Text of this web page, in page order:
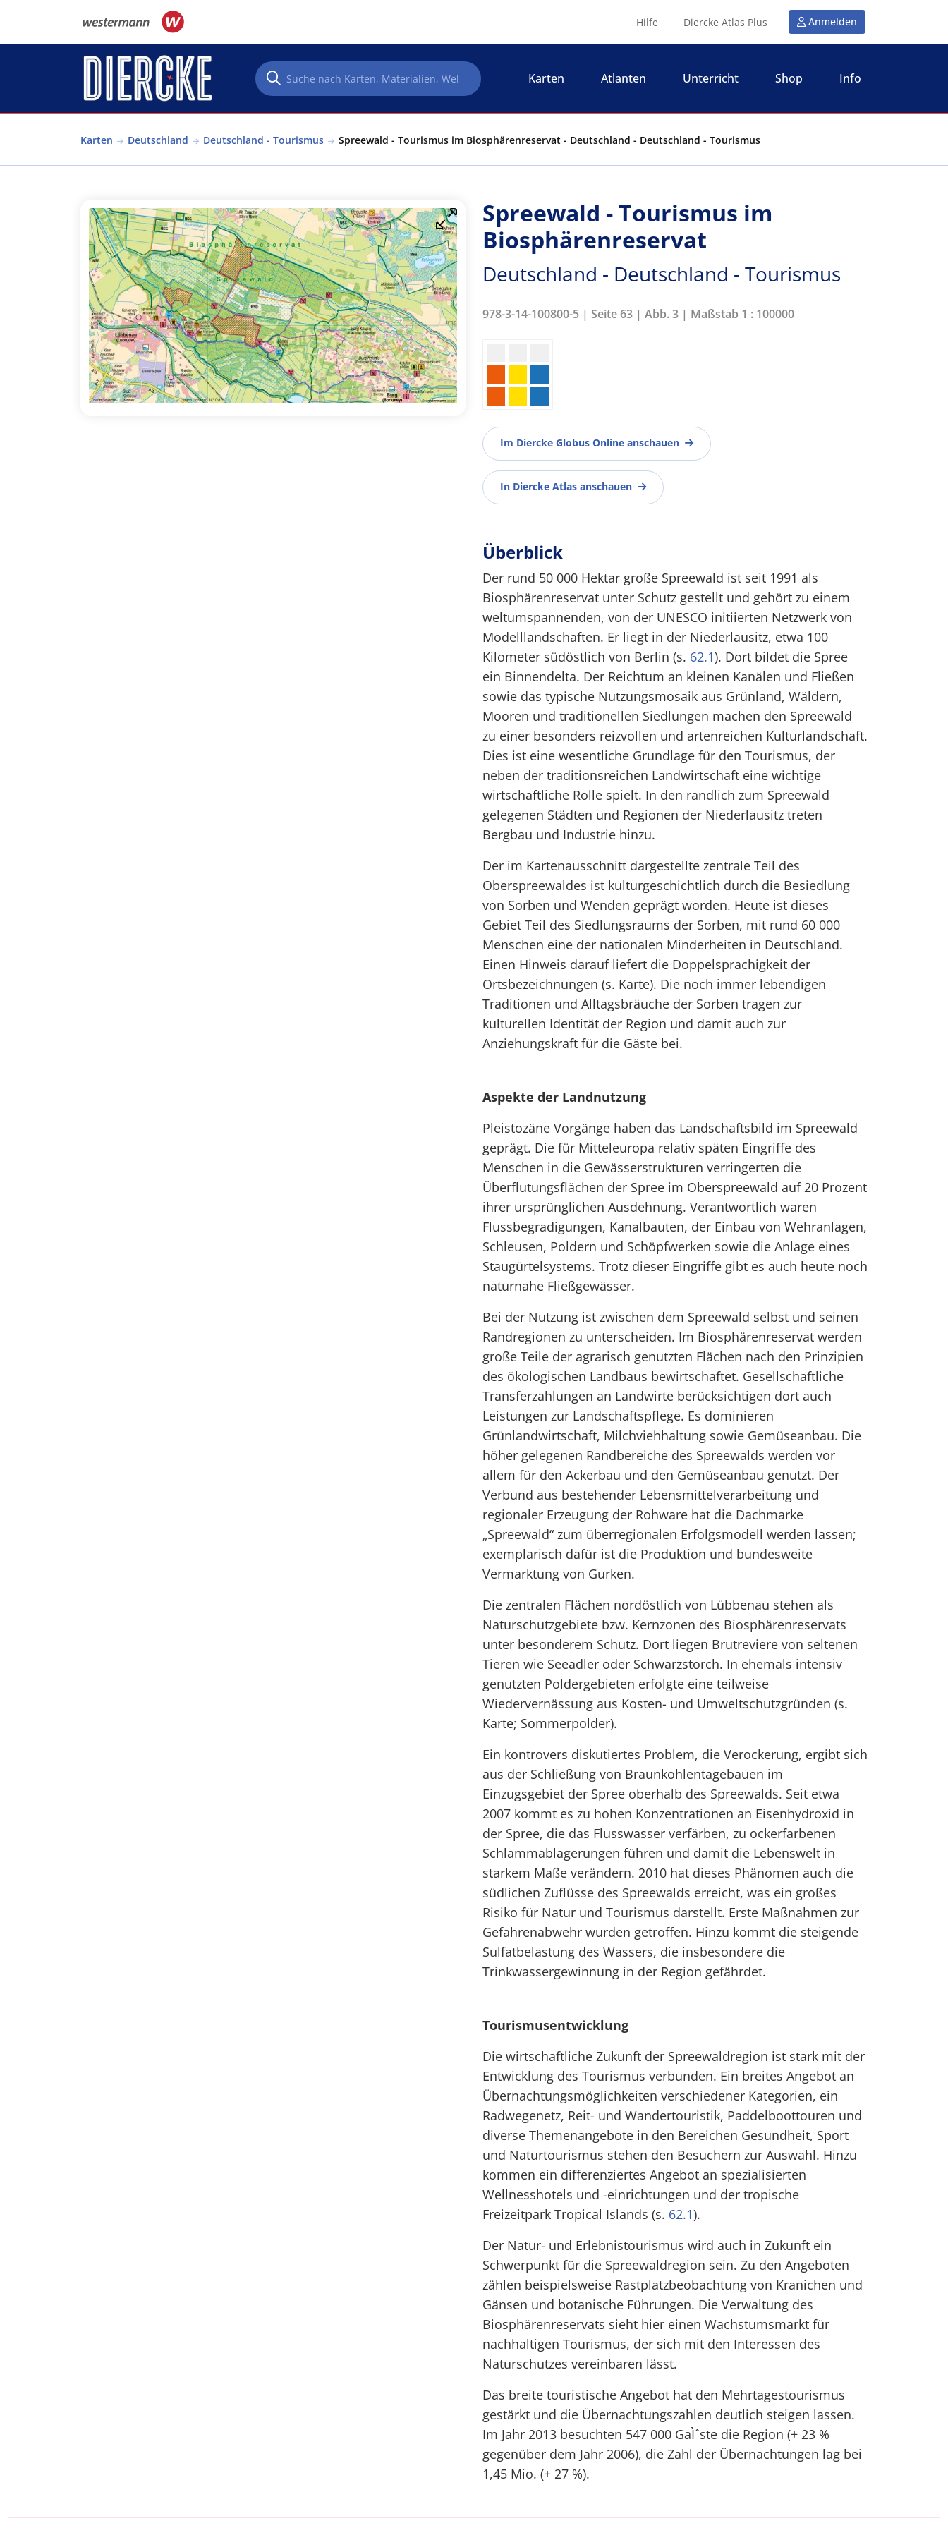
Hilfe Diercke Atlas Plus Anmelden
Karten Atlanten Unterricht Shop Info
Karten Deutschland Deutschland - Tourismus Spreewald - Tourismus im Biosphärenreservat - Deutschland - Deutschland - Tourismus
Spreewald - Tourismus im
Biosphärenreservat
Deutschland - Deutschland - Tourismus
978-3-14-100800-5 | Seite 63 | Abb. 3 | Maßstab 1 : 100000
Im Diercke Globus Online anschauen
In Diercke Atlas anschauen
Überblick
Der rund 50 000 Hektar große Spreewald ist seit 1991 als
Biosphärenreservat unter Schutz gestellt und gehört zu einem
weltumspannenden, von der UNESCO initiierten Netzwerk von
Modelllandschaften. Er liegt in der Niederlausitz, etwa 100
Kilometer südöstlich von Berlin (s. 62.1). Dort bildet die Spree
ein Binnendelta. Der Reichtum an kleinen Kanälen und Fließen
sowie das typische Nutzungsmosaik aus Grünland, Wäldern,
Mooren und traditionellen Siedlungen machen den Spreewald
zu einer besonders reizvollen und artenreichen Kulturlandschaft.
Dies ist eine wesentliche Grundlage für den Tourismus, der
neben der traditionsreichen Landwirtschaft eine wichtige
wirtschaftliche Rolle spielt. In den randlich zum Spreewald
gelegenen Städten und Regionen der Niederlausitz treten
Bergbau und Industrie hinzu.
Der im Kartenausschnitt dargestellte zentrale Teil des
Oberspreewaldes ist kulturgeschichtlich durch die Besiedlung
von Sorben und Wenden geprägt worden. Heute ist dieses
Gebiet Teil des Siedlungsraums der Sorben, mit rund 60 000
Menschen eine der nationalen Minderheiten in Deutschland.
Einen Hinweis darauf liefert die Doppelsprachigkeit der
Ortsbezeichnungen (s. Karte). Die noch immer lebendigen
Traditionen und Alltagsbräuche der Sorben tragen zur
kulturellen Identität der Region und damit auch zur
Anziehungskraft für die Gäste bei.
Aspekte der Landnutzung
Pleistozäne Vorgänge haben das Landschaftsbild im Spreewald
geprägt. Die für Mitteleuropa relativ späten Eingriffe des
Menschen in die Gewässerstrukturen verringerten die
Überflutungsflächen der Spree im Oberspreewald auf 20 Prozent
ihrer ursprünglichen Ausdehnung. Verantwortlich waren
Flussbegradigungen, Kanalbauten, der Einbau von Wehranlagen,
Schleusen, Poldern und Schöpfwerken sowie die Anlage eines
Staugürtelsystems. Trotz dieser Eingriffe gibt es auch heute noch
naturnahe Fließgewässer.
Bei der Nutzung ist zwischen dem Spreewald selbst und seinen
Randregionen zu unterscheiden. Im Biosphärenreservat werden
große Teile der agrarisch genutzten Flächen nach den Prinzipien
des ökologischen Landbaus bewirtschaftet. Gesellschaftliche
Transferzahlungen an Landwirte berücksichtigen dort auch
Leistungen zur Landschaftspflege. Es dominieren
Grünlandwirtschaft, Milchviehhaltung sowie Gemüseanbau. Die
höher gelegenen Randbereiche des Spreewalds werden vor
allem für den Ackerbau und den Gemüseanbau genutzt. Der
Verbund aus bestehender Lebensmittelverarbeitung und
regionaler Erzeugung der Rohware hat die Dachmarke
„Spreewald“ zum überregionalen Erfolgsmodell werden lassen;
exemplarisch dafür ist die Produktion und bundesweite
Vermarktung von Gurken.
Die zentralen Flächen nordöstlich von Lübbenau stehen als
Naturschutzgebiete bzw. Kernzonen des Biosphärenreservats
unter besonderem Schutz. Dort liegen Brutreviere von seltenen
Tieren wie Seeadler oder Schwarzstorch. In ehemals intensiv
genutzten Poldergebieten erfolgte eine teilweise
Wiedervernässung aus Kosten- und Umweltschutzgründen (s.
Karte; Sommerpolder).
Ein kontrovers diskutiertes Problem, die Verockerung, ergibt sich
aus der Schließung von Braunkohlentagebauen im
Einzugsgebiet der Spree oberhalb des Spreewalds. Seit etwa
2007 kommt es zu hohen Konzentrationen an Eisenhydroxid in
der Spree, die das Flusswasser verfärben, zu ockerfarbenen
Schlammablagerungen führen und damit die Lebenswelt in
starkem Maße verändern. 2010 hat dieses Phänomen auch die
südlichen Zuflüsse des Spreewalds erreicht, was ein großes
Risiko für Natur und Tourismus darstellt. Erste Maßnahmen zur
Gefahrenabwehr wurden getroffen. Hinzu kommt die steigende
Sulfatbelastung des Wassers, die insbesondere die
Trinkwassergewinnung in der Region gefährdet.
Tourismusentwicklung
Die wirtschaftliche Zukunft der Spreewaldregion ist stark mit der
Entwicklung des Tourismus verbunden. Ein breites Angebot an
Übernachtungsmöglichkeiten verschiedener Kategorien, ein
Radwegenetz, Reit- und Wandertouristik, Paddelboottouren und
diverse Themenangebote in den Bereichen Gesundheit, Sport
und Naturtourismus stehen den Besuchern zur Auswahl. Hinzu
kommen ein differenziertes Angebot an spezialisierten
Wellnesshotels und -einrichtungen und der tropische
Freizeitpark Tropical Islands (s. 62.1).
Der Natur- und Erlebnistourismus wird auch in Zukunft ein
Schwerpunkt für die Spreewaldregion sein. Zu den Angeboten
zählen beispielsweise Rastplatzbeobachtung von Kranichen und
Gänsen und botanische Führungen. Die Verwaltung des
Biosphärenreservats sieht hier einen Wachstumsmarkt für
nachhaltigen Tourismus, der sich mit den Interessen des
Naturschutzes vereinbaren lässt.
Das breite touristische Angebot hat den Mehrtagestourismus
gestärkt und die Übernachtungszahlen deutlich steigen lassen.
Im Jahr 2013 besuchten 547 000 GaÌˆste die Region (+ 23 %
gegenüber dem Jahr 2006), die Zahl der Übernachtungen lag bei
1,45 Mio. (+ 27 %).